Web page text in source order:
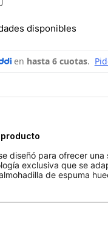
disponibles
diseñó para ofrecer una
exclusiva que se
de espuma